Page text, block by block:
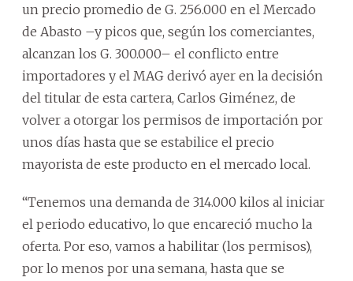
un precio promedio de G. 256.000 en el Mercado
de Abasto –y picos que, según los comerciantes,
alcanzan los G. 300.000– el conflicto entre
importadores y el MAG derivó ayer en la decisión
del titular de esta cartera, Carlos Giménez, de
volver a otorgar los permisos de importación por
unos días hasta que se estabilice el precio
mayorista de este producto en el mercado local.
“Tenemos una demanda de 314.000 kilos al iniciar
el periodo educativo, lo que encareció mucho la
oferta. Por eso, vamos a habilitar (los permisos),
por lo menos por una semana, hasta que se